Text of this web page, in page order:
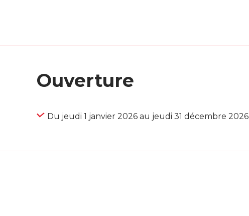
Ouverture
Du jeudi 1 janvier 2026 au jeudi 31 décembre 2026